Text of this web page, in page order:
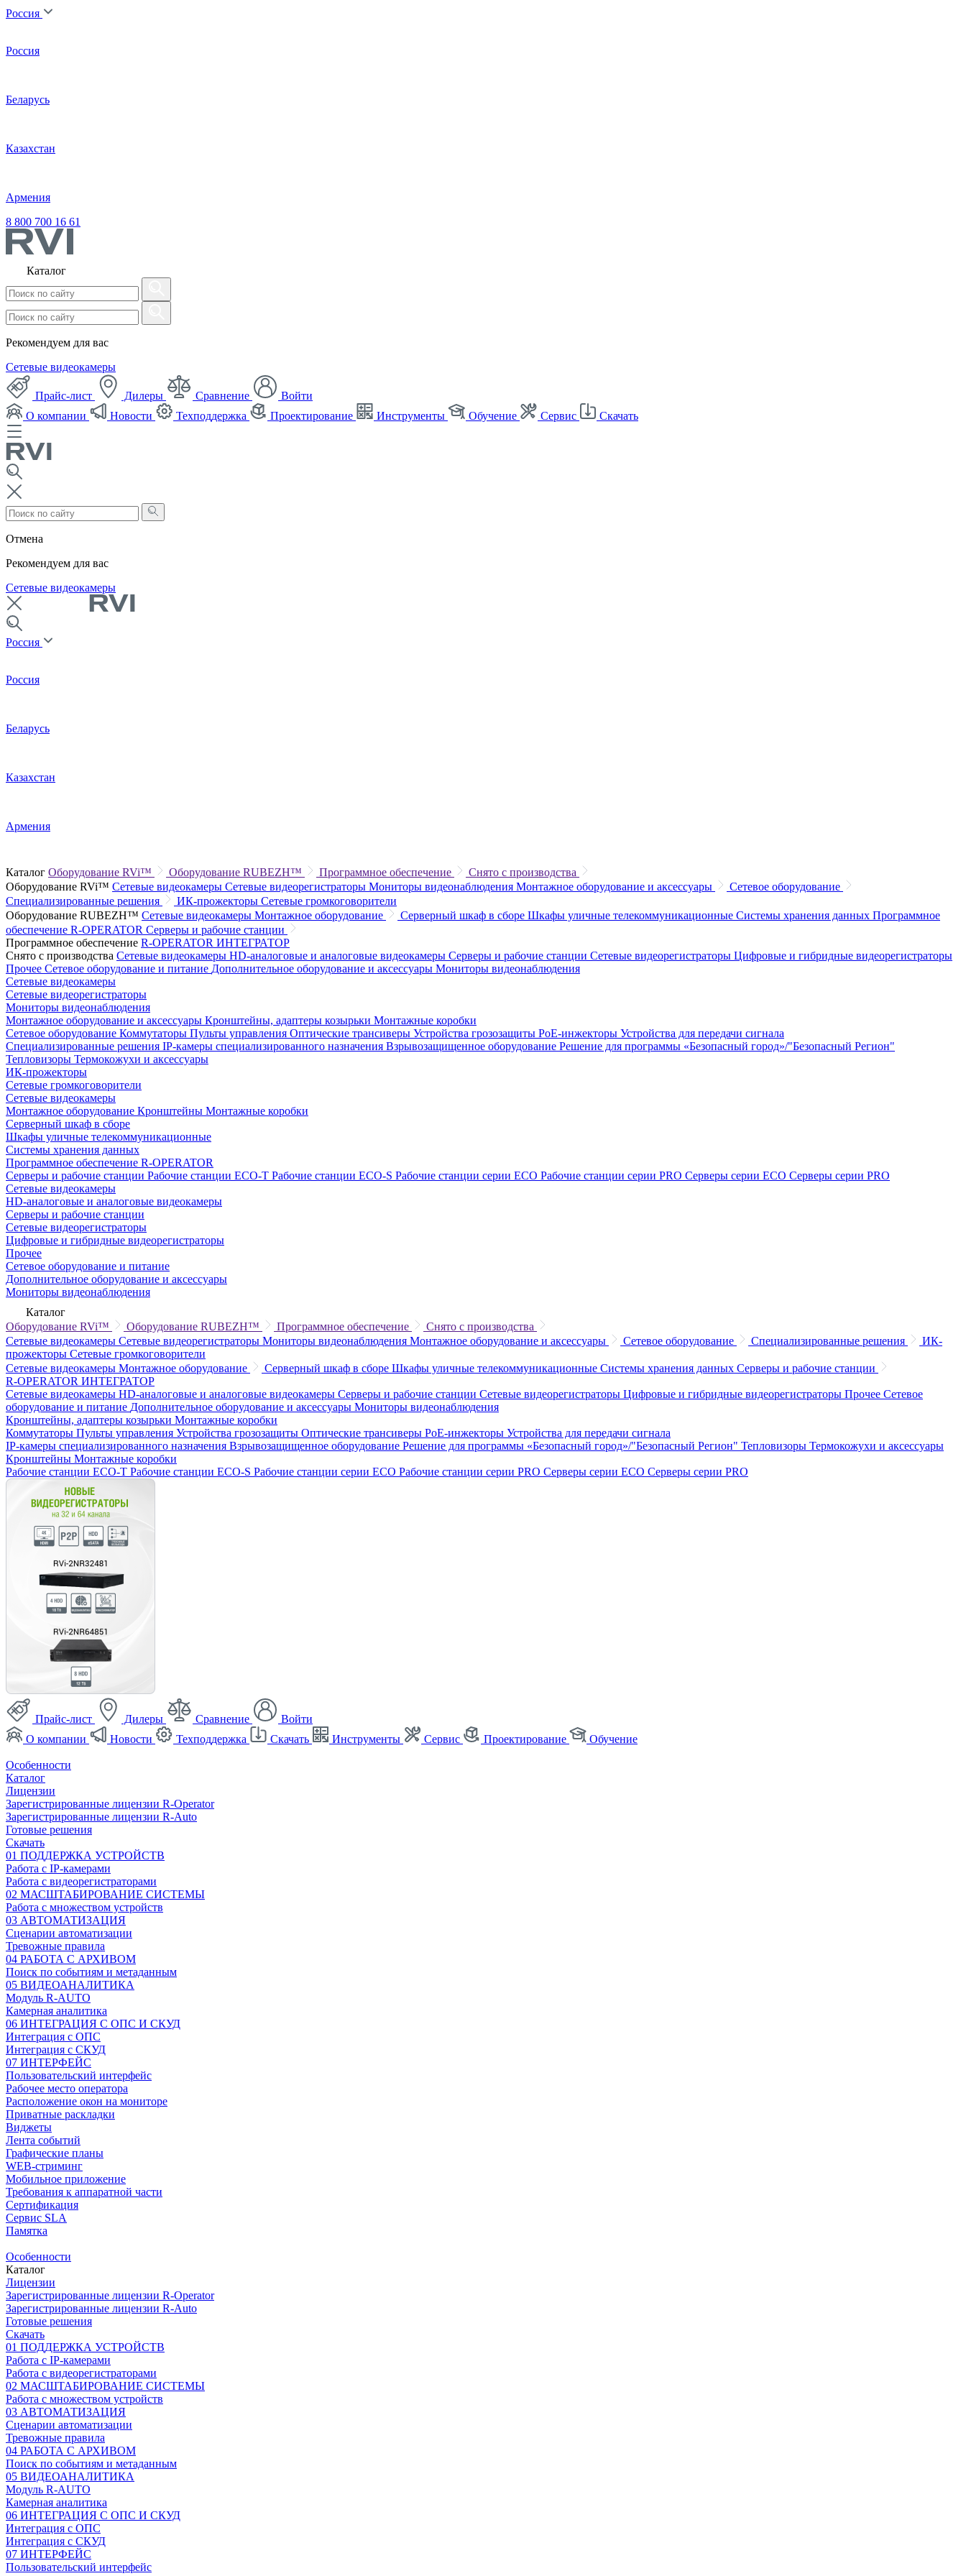
Россия
Россия
Беларусь
Казахстан
Армения
8 800 700 16 61
Каталог
Рекомендуем для вас
Сетевые видеокамеры
Прайс-лист Дилеры Сравнение
Войти
О компании
Новости Техподдержка Проектирование Инструменты Обучение Сервис Скачать
Отмена
Рекомендуем для вас
Сетевые видеокамеры
Россия
Россия
Беларусь
Казахстан
Армения
Каталог Оборудование RVi™ Оборудование RUBEZH™ Программное обеспечение
Снято с производства
Оборудование RVi™ Сетевые видеокамеры Сетевые видеорегистраторы Мониторы видеонаблюдения Монтажное оборудование и аксессуары
Сетевое оборудование
Специализированные решения
ИК-прожекторы Сетевые громкоговорители
Оборудование RUBEZH™ Сетевые видеокамеры Монтажное оборудование Серверный шкаф в сборе Шкафы уличные телекоммуникационные Системы хранения данных Программное
обеспечение R-OPERATOR Серверы и рабочие станции
Программное обеспечение R-OPERATOR ИНТЕГРАТОР
Снято с производства Сетевые видеокамеры HD-аналоговые и аналоговые видеокамеры Серверы и рабочие станции Сетевые видеорегистраторы Цифровые и гибридные видеорегистраторы
Прочее Сетевое оборудование и питание Дополнительное оборудование и аксессуары Мониторы видеонаблюдения
Сетевые видеокамеры
Сетевые видеорегистраторы
Мониторы видеонаблюдения
Монтажное оборудование и аксессуары Кронштейны, адаптеры козырьки Монтажные коробки
Сетевое оборудование Коммутаторы Пульты управления Оптические трансиверы Устройства грозозащиты PoE-инжекторы Устройства для передачи сигнала
Специализированные решения IP-камеры специализированного назначения Взрывозащищенное оборудование Решение для программы «Безопасный город»/"Безопасный Регион"
Тепловизоры Термокожухи и аксессуары
ИК-прожекторы
Сетевые громкоговорители
Сетевые видеокамеры
Монтажное оборудование Кронштейны Монтажные коробки
Серверный шкаф в сборе
Шкафы уличные телекоммуникационные
Системы хранения данных
Программное обеспечение R-OPERATOR
Серверы и рабочие станции Рабочие станции ECO-T Рабочие станции ECO-S Рабочие станции серии ECO Рабочие станции серии PRO Серверы серии ECO Серверы серии PRO
Сетевые видеокамеры
HD-аналоговые и аналоговые видеокамеры
Серверы и рабочие станции
Сетевые видеорегистраторы
Цифровые и гибридные видеорегистраторы
Прочее
Сетевое оборудование и питание
Дополнительное оборудование и аксессуары
Мониторы видеонаблюдения
Каталог
Оборудование RVi™
Оборудование RUBEZH™ Программное обеспечение
Снято с производства
Сетевые видеокамеры Сетевые видеорегистраторы Мониторы видеонаблюдения Монтажное оборудование и аксессуары Сетевое оборудование Специализированные решения
ИК-
прожекторы Сетевые громкоговорители
Сетевые видеокамеры Монтажное оборудование Серверный шкаф в сборе Шкафы уличные телекоммуникационные Системы хранения данных Серверы и рабочие станции
R-OPERATOR ИНТЕГРАТОР
Сетевые видеокамеры HD-аналоговые и аналоговые видеокамеры Серверы и рабочие станции Сетевые видеорегистраторы Цифровые и гибридные видеорегистраторы Прочее Сетевое
оборудование и питание Дополнительное оборудование и аксессуары Мониторы видеонаблюдения
Кронштейны, адаптеры козырьки Монтажные коробки
Коммутаторы Пульты управления Устройства грозозащиты Оптические трансиверы PoE-инжекторы Устройства для передачи сигнала
IP-камеры специализированного назначения Взрывозащищенное оборудование Решение для программы «Безопасный город»/"Безопасный Регион" Тепловизоры Термокожухи и аксессуары
Кронштейны Монтажные коробки
Рабочие станции ECO-T Рабочие станции ECO-S Рабочие станции серии ECO Рабочие станции серии PRO Серверы серии ECO Серверы серии PRO
Прайс-лист Дилеры Сравнение
Войти
О компании
Новости Техподдержка Скачать Инструменты Сервис Проектирование Обучение
Особенности
Каталог
Лицензии
Зарегистрированные лицензии R-Operator
Зарегистрированные лицензии R-Auto
Готовые решения
Скачать
01 ПОДДЕРЖКА УСТРОЙСТВ
Работа с IP-камерами
Работа с видеорегистраторами
02 МАСШТАБИРОВАНИЕ СИСТЕМЫ
Работа с множеством устройств
03 АВТОМАТИЗАЦИЯ
Сценарии автоматизации
Тревожные правила
04 РАБОТА С АРХИВОМ
Поиск по событиям и метаданным
05 ВИДЕОАНАЛИТИКА
Модуль R-AUTO
Камерная аналитика
06 ИНТЕГРАЦИЯ С ОПС И СКУД
Интеграция с ОПС
Интеграция с СКУД
07 ИНТЕРФЕЙС
Пользовательский интерфейс
Рабочее место оператора
Расположение окон на мониторе
Приватные раскладки
Виджеты
Лента событий
Графические планы
WEB-стриминг
Мобильное приложение
Требования к аппаратной части
Сертификация
Сервис SLA
Памятка
Особенности
Каталог
Лицензии
Зарегистрированные лицензии R-Operator
Зарегистрированные лицензии R-Auto
Готовые решения
Скачать
01 ПОДДЕРЖКА УСТРОЙСТВ
Работа с IP-камерами
Работа с видеорегистраторами
02 МАСШТАБИРОВАНИЕ СИСТЕМЫ
Работа с множеством устройств
03 АВТОМАТИЗАЦИЯ
Сценарии автоматизации
Тревожные правила
04 РАБОТА С АРХИВОМ
Поиск по событиям и метаданным
05 ВИДЕОАНАЛИТИКА
Модуль R-AUTO
Камерная аналитика
06 ИНТЕГРАЦИЯ С ОПС И СКУД
Интеграция с ОПС
Интеграция с СКУД
07 ИНТЕРФЕЙС
Пользовательский интерфейс